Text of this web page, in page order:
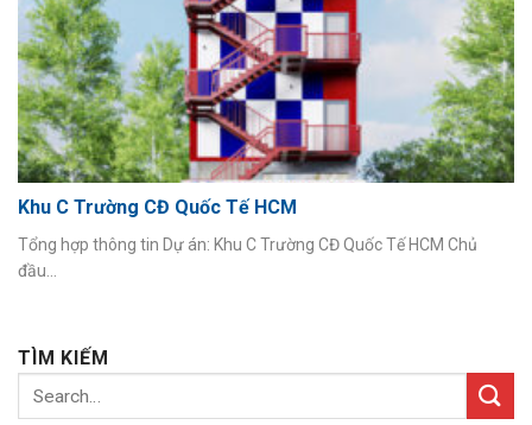
Khu C Trường CĐ Quốc Tế HCM
Tổng hợp thông tin Dự án: Khu C Trường CĐ Quốc Tế HCM Chủ
đầu...
TÌM KIẾM